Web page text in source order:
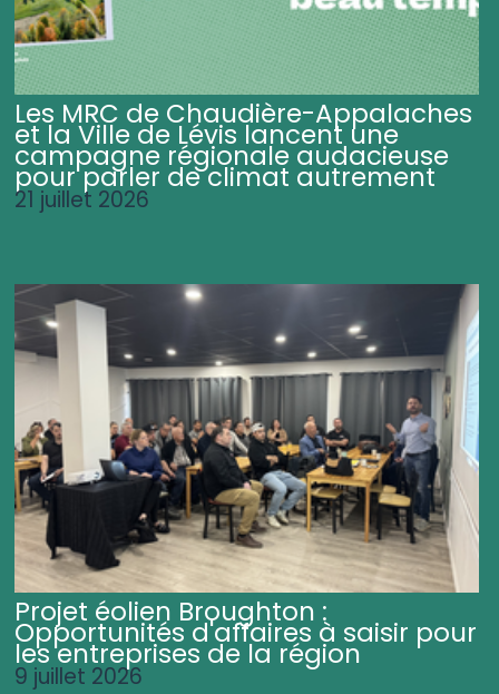
Les MRC de Chaudière-Appalaches
et la Ville de Lévis lancent une
campagne régionale audacieuse
pour parler de climat autrement
21 juillet 2026
Projet éolien Broughton :
Opportunités d'affaires à saisir pour
les entreprises de la région
9 juillet 2026